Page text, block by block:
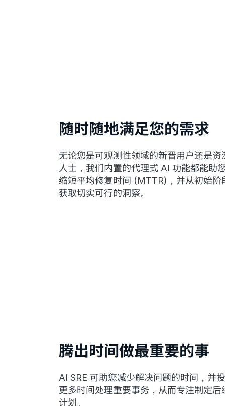
随时随地满足您的需求
无论您是可观测性领域的新晋用户还是资
人士，我们内置的代理式 AI 功能都能助
缩短平均修复时间 (MTTR)，并从初始阶
获取切实可行的洞察。
腾出时间做最重要的事
AI SRE 可助您减少解决问题的时间，并
更多时间处理重要事务，从而专注制定后
计划。